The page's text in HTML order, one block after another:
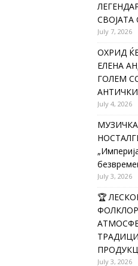
СВОЈАТА
July 7, 2026
ОХРИД
ЕЛЕНА
ГОЛЕМ
July 4, 2026
July 3, 2026
🏆
July 3, 2026